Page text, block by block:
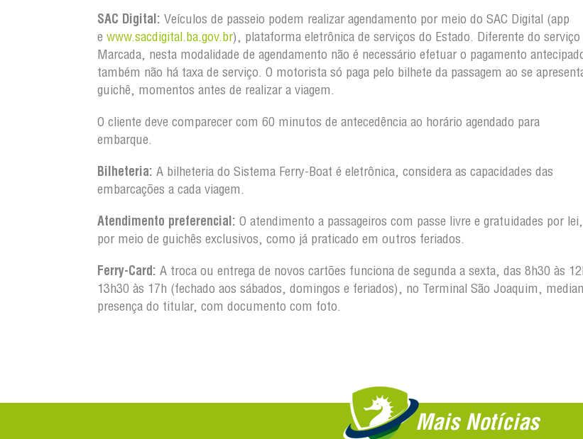
SAC Digital: Veículos de passeio podem realizar agendamento por meio do SAC Digital (app
e www.sacdigital.ba.gov.br), plataforma eletrônica de serviços do Estado. Diferente do
Marcada, nesta modalidade de agendamento não é necessário efetuar o pagamento
também não há taxa de serviço. O motorista só paga pelo bilhete da passagem ao se
guichê, momentos antes de realizar a viagem.
O cliente deve comparecer com 60 minutos de antecedência ao horário agendado para
embarque.
Bilheteria: A bilheteria do Sistema Ferry-Boat é eletrônica, considera as capacidades das
embarcações a cada viagem.
Atendimento preferencial: O atendimento a passageiros com passe livre e gratuidades por
por meio de guichês exclusivos, como já praticado em outros feriados.
Ferry-Card: A troca ou entrega de novos cartões funciona de segunda a sexta, das 8h30 às
13h30 às 17h (fechado aos sábados, domingos e feriados), no Terminal São Joaquim,
presença do titular, com documento com foto.
Mais Notícias